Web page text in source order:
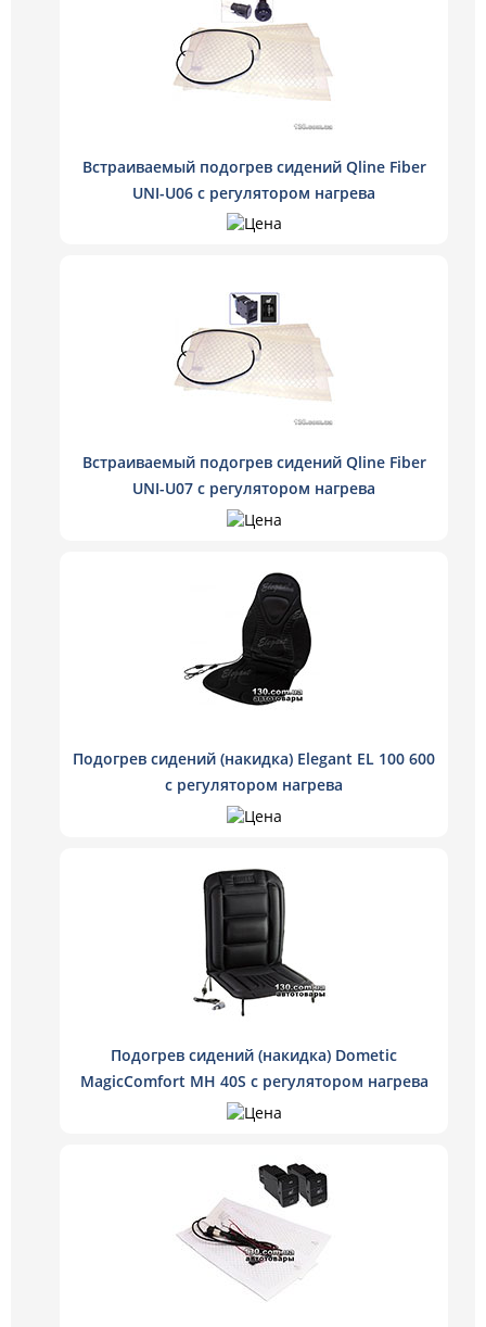
Встраиваемый подогрев сидений Qline Fiber
UNI-U06 с регулятором нагрева
Встраиваемый подогрев сидений Qline Fiber
UNI-U07 с регулятором нагрева
Подогрев сидений (накидка) Elegant EL 100 600
с регулятором нагрева
Подогрев сидений (накидка) Dometic
MagicComfort MH 40S с регулятором нагрева